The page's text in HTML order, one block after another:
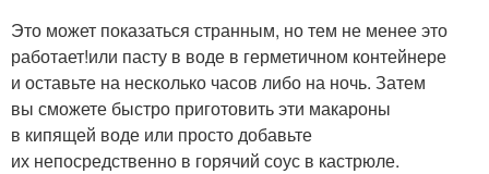
Это может показаться странным, но тем не менее это
работает!или пасту в воде в герметичном контейнере
и оставьте на несколько часов либо на ночь. Затем
вы сможете быстро приготовить эти макароны
в кипящей воде или просто добавьте
их непосредственно в горячий соус в кастрюле.